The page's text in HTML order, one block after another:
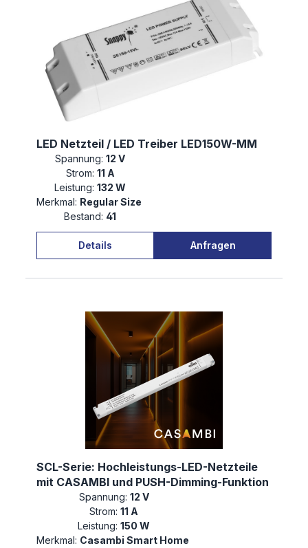
LED Netzteil / LED Treiber LED150W-MM
Spannung: 12 V
Strom: 11 A
Leistung: 132 W
Merkmal: Regular Size
Bestand: 41
Details Anfragen
SCL-Serie: Hochleistungs-LED-Netzteile
mit CASAMBI und PUSH-Dimming-Funktion
Spannung: 12 V
Strom: 11 A
Leistung: 150 W
Merkmal: Casambi Smart Home